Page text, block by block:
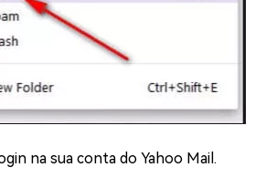
na sua conta do Yahoo Mail.